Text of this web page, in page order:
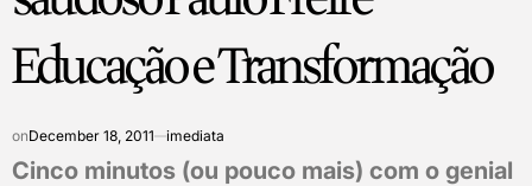
Educação e Transformação
onDecember 18, 2011 imediata
Cinco minutos (ou pouco mais) com o genial